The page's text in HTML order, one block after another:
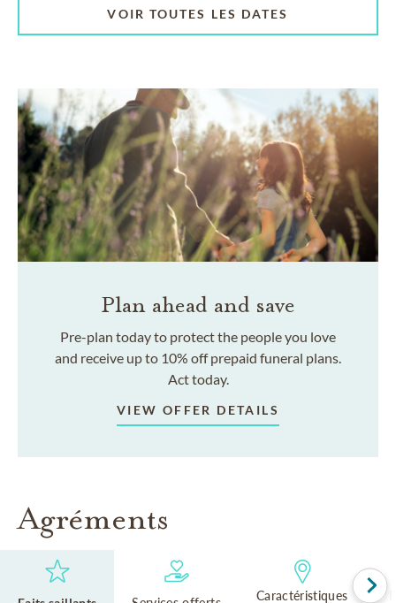
VOIR TOUTES LES DATES
Plan ahead and save
Pre-plan today to protect the people you love
and receive up to 10% off prepaid funeral plans.
Act today.
VIEW OFFER DETAILS
Agréments
Caractéristiques